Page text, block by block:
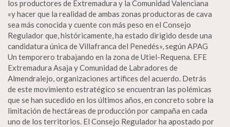
los productores de Extremadura y la Comunidad Valenciana
«y hacer que la realidad de ambas zonas productoras de cava
sea más conocida y cuente con más peso en el Consejo
Regulador que, históricamente, ha estado dirigido desde una
candidatura única de Villafranca del Penedés», según APAG
Un temporero trabajando en la zona de Utiel-Requena. EFE
Extremadura Asaja y Comunidad de Labradores de
Almendralejo, organizaciones artífices del acuerdo. Detrás
de este movimiento estratégico se encuentran las polémicas
que se han sucedido en los últimos años, en concreto sobre la
limitación de hectáreas de producción por campaña en cada
uno de los territorios. El Consejo Regulador ha apostado por